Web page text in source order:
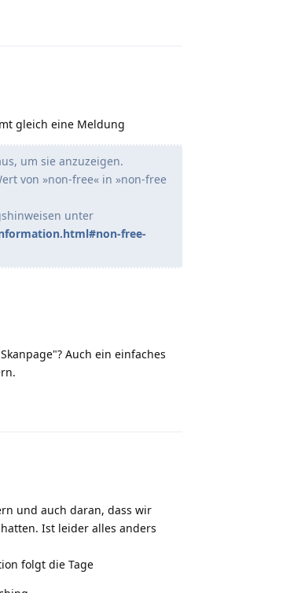
gleich eine Meldung
um sie anzuzeigen.
von »non-free« in »non-free
unter
free-
Auch ein einfaches
und auch daran, dass wir
Ist leider alles anders
folgt die Tage